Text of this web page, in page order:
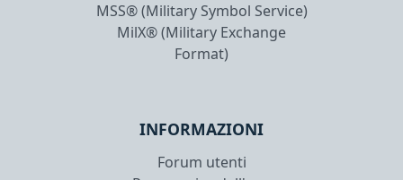
MSS® (Military Symbol Service)
MilX® (Military Exchange
Format)
INFORMAZIONI
Forum utenti